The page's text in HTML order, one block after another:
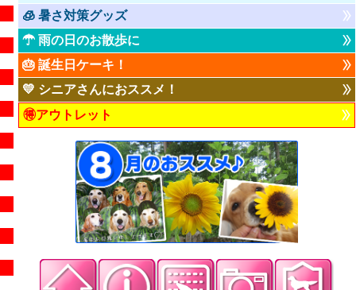
🧊 暑さ対策グッズ
☂ 雨の日のお散歩に
🎂 誕生日ケーキ！
💛 シニアさんにおススメ！
🉐アウトレット